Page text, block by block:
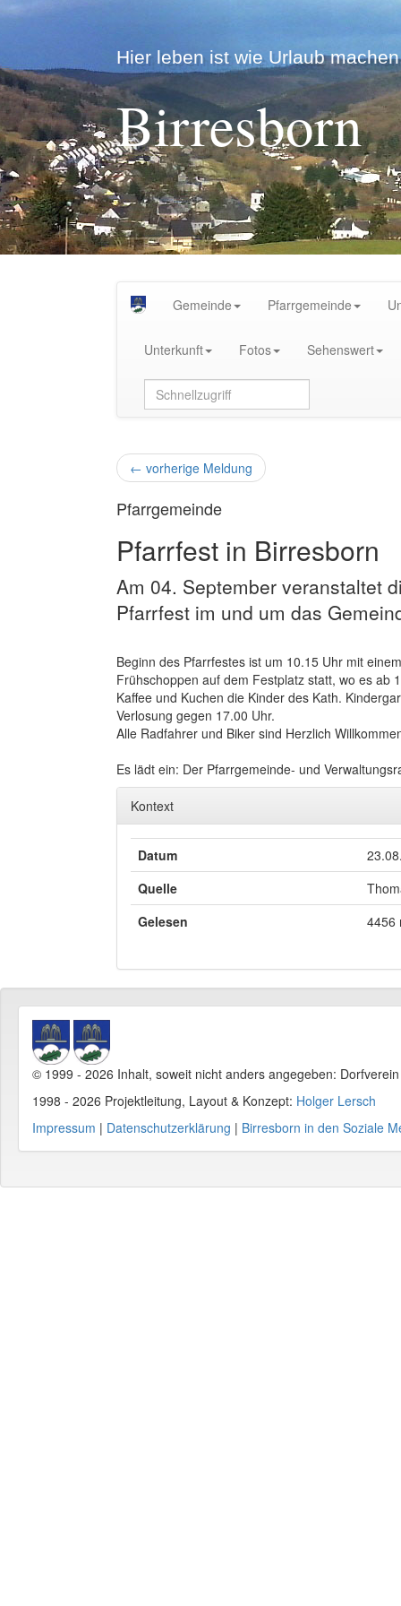
Hier leben ist wie Urlaub
Birresborn
Gemeinde Pfarrgemeinde
Unterkunft Fotos Sehenswert
← vorherige Meldung
Pfarrgemeinde
Pfarrfest in Birresborn
Am 04. September veranstaltet
Pfarrfest im und um das
Beginn des Pfarrfestes ist um 10.15 Uhr mit
Frühschoppen auf dem Festplatz statt, wo es ab
Kaffee und Kuchen die Kinder des Kath.
Verlosung gegen 17.00 Uhr.
Alle Radfahrer und Biker sind Herzlich
Es lädt ein: Der Pfarrgemeinde- und
Kontext
Datum
Quelle
Gelesen
4456
© 1999 - 2026 Inhalt, soweit nicht anders angegeben:
1998 - 2026 Projektleitung, Layout & Konzept: Holger Lersch
Impressum | Datenschutzerklärung | Birresborn in den Soziale